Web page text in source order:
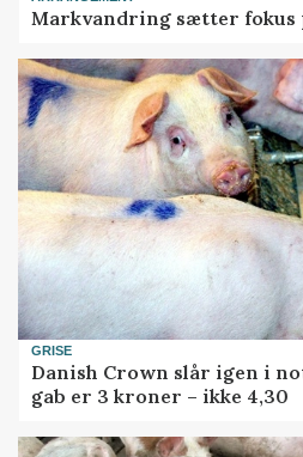
Markvandring sætter fokus
GRISE
Danish Crown slår igen i
gab er 3 kroner – ikke 4,30